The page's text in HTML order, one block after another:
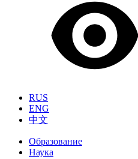
RUS
ENG
中文
Образование
Наука